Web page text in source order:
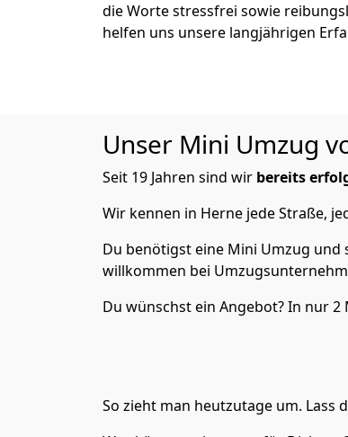
die Worte stressfrei sowie
helfen uns unsere langjährigen
Unser Mini Umzug
Seit 19 Jahren sind wir bereits
Wir kennen in Herne jede Straße,
Du benötigst eine Mini Umzug
willkommen bei
Du wünschst ein Angebot? In nur
So zieht man heutzutage um. Lass